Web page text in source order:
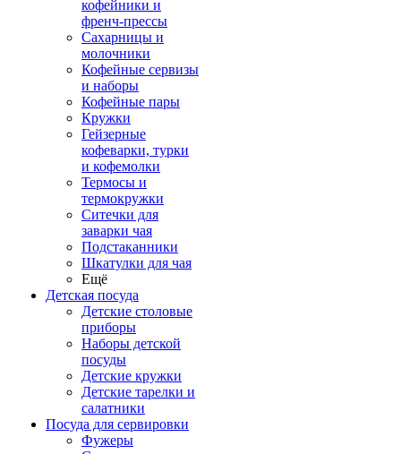
кофейники и
френч-прессы
Сахарницы и
молочники
Кофейные сервизы
и наборы
Кофейные пары
Кружки
Гейзерные
кофеварки, турки
и кофемолки
Термосы и
термокружки
Ситечки для
заварки чая
Подстаканники
Шкатулки для чая
Ещё
Детская посуда
Детские столовые
приборы
Наборы детской
посуды
Детские кружки
Детские тарелки и
салатники
Посуда для сервировки
Фужеры